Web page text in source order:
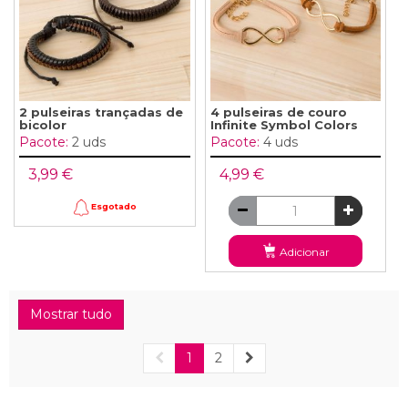
2 pulseiras trançadas de
bicolor
Pacote: 2 uds
3,99 €
Esgotado
4 pulseiras de couro
Infinite Symbol Colors
Pacote: 4 uds
4,99 €
Adicionar
Mostrar tudo
1 2